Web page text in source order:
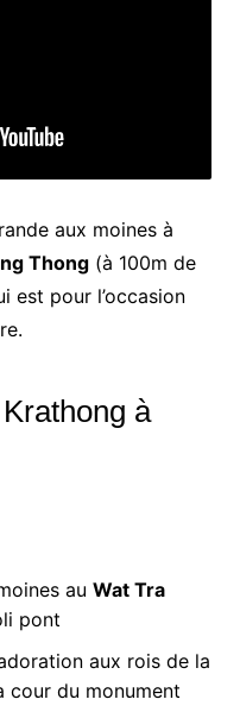
aux moines à
Thong(à 100m de
est pour l’occasion
à
au Wat Tra
pont
aux rois de la
cour du monument